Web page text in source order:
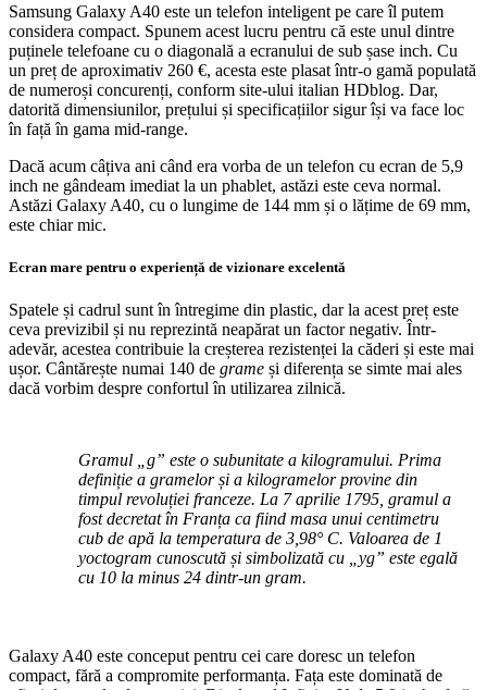
Samsung Galaxy A40 este un telefon inteligent pe care îl putem
considera compact. Spunem acest lucru pentru că este unul dintre
puținele telefoane cu o diagonală a ecranului de sub șase inch. Cu
un preț de aproximativ 260 €, acesta este plasat într-o gamă populată
de numeroși concurenți, conform site-ului italian HDblog. Dar,
datorită dimensiunilor, prețului și specificațiilor sigur își va face loc
în față în gama mid-range.
Dacă acum câțiva ani când era vorba de un telefon cu ecran de 5,9
inch ne gândeam imediat la un phablet, astăzi este ceva normal.
Astăzi Galaxy A40, cu o lungime de 144 mm și o lățime de 69 mm,
este chiar mic.
Ecran mare pentru o experiență de vizionare excelentă
Spatele și cadrul sunt în întregime din plastic, dar la acest preț este
ceva previzibil și nu reprezintă neapărat un factor negativ. Într-
adevăr, acestea contribuie la creșterea rezistenței la căderi și este mai
ușor. Cântărește numai 140 de grame și diferența se simte mai ales
dacă vorbim despre confortul în utilizarea zilnică.
Gramul „g” este o subunitate a kilogramului. Prima
definiție a gramelor și a kilogramelor provine din
timpul revoluției franceze. La 7 aprilie 1795, gramul a
fost decretat în Franța ca fiind masa unui centimetru
cub de apă la temperatura de 3,98° C. Valoarea de 1
yoctogram cunoscută și simbolizată cu „yg” este egală
cu 10 la minus 24 dintr-un gram.
Galaxy A40 este conceput pentru cei care doresc un telefon
compact, fără a compromite performanța. Fața este dominată de